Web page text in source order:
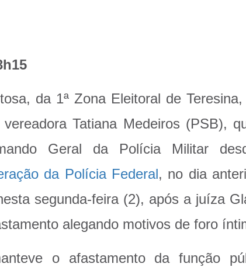
da 1ª Zona Eleitoral de
Tatiana Medeiros (PSB),
Geral da Polícia Militar
da Polícia Federal, no dia
segunda-feira (2), após a juíza
alegando motivos de foro
o afastamento da função